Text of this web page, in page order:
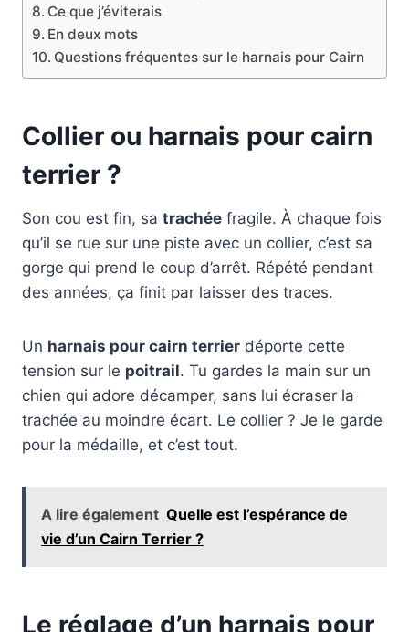
Ce que j’éviterais
En deux mots
Questions fréquentes sur le harnais pour Cairn
Collier ou harnais pour cairn
terrier ?
Son cou est fin, sa trachée fragile. À chaque fois
qu’il se rue sur une piste avec un collier, c’est sa
gorge qui prend le coup d’arrêt. Répété pendant
des années, ça finit par laisser des traces.
Un harnais pour cairn terrier déporte cette
tension sur le poitrail. Tu gardes la main sur un
chien qui adore décamper, sans lui écraser la
trachée au moindre écart. Le collier ? Je le garde
pour la médaille, et c’est tout.
A lire également Quelle est l’espérance de
vie d’un Cairn Terrier ?
Le réglage d’un harnais pour